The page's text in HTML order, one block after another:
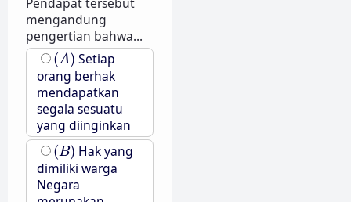
mengandung
pengertian bahwa...
(A)
(A) Setiap
orang berhak
mendapatkan
segala sesuatu
yang diinginkan
(B)
(B) Hak yang
dimiliki warga
Negara